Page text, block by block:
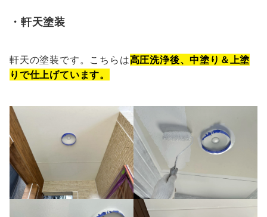
・軒天塗装
軒天の塗装です。こちらは高圧洗浄後、中塗り＆上塗
りで仕上げています。